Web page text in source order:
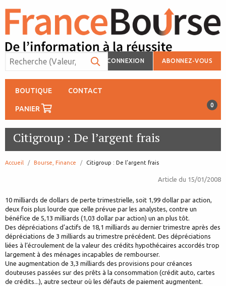
CONNEXION ABONNEZ-VOUS
BOUTIQUE CONTACT
PANIER 0
Citigroup : De l’argent frais
Accueil Bourse, Finance page:
Citigroup : De l’argent frais
Article du 15/01/2008
10 milliards de dollars de perte trimestrielle, soit 1,99 dollar par action,
deux fois plus lourde que celle prévue par les analystes, contre un
bénéfice de 5,13 milliards (1,03 dollar par action) un an plus tôt.
Des dépréciations d’actifs de 18,1 milliards au dernier trimestre après des
dépréciations de 3 milliards au trimestre précédent. Des dépréciations
liées à l’écroulement de la valeur des crédits hypothécaires accordés trop
largement à des ménages incapables de rembourser.
Une augmentation de 3,3 milliards des provisions pour créances
douteuses passées sur des prêts à la consommation (crédit auto, cartes
de crédits...), autre secteur où les défauts de paiement augmentent.